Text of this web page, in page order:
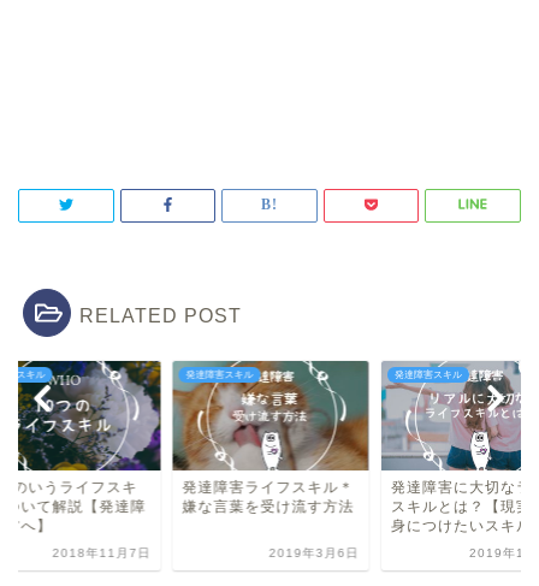
RELATED POST
害スキル
障害ライフスキル＊
言葉を受け流す方法
2019年3月6日
発達障害スキル
発達障害に大切なライフ
スキルとは？【現実的に
2019年1月13日
発達障害スキル
WHOのいうライフ
ルについて解説【発
害の方へ】
2018年11